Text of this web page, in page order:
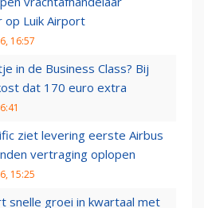
op Luik Airport
16:57
in de Business Class? Bij
dat 170 euro extra
ziet levering eerste Airbus
vertraging oplopen
15:25
snelle groei in kwartaal met